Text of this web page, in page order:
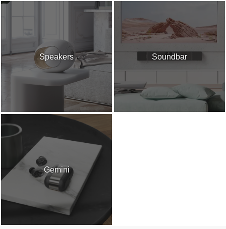
Speakers Soundbar
Gemini